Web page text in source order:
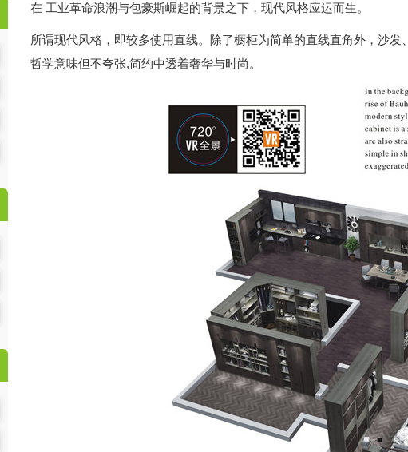
在 工业革命浪潮与包豪斯崛起的背景之下，现代风格应运而生。
所谓现代风格，即较多使用直线。除了橱柜为简单的直线直角外，沙
哲学意味但不夸张,简约中透着奢华与时尚。